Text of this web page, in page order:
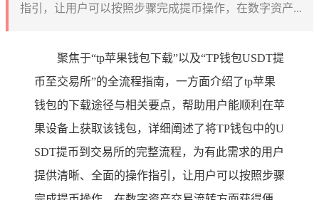
指引，让用户可以按照步骤完成提币操作，在数字资产...
聚焦于“tp苹果钱包下载”以及“TP钱包USDT提
币至交易所”的全流程指南，一方面介绍了tp苹果
钱包的下载途径与相关要点，帮助用户能顺利在苹
果设备上获取该钱包，详细阐述了将TP钱包中的U
SDT提币到交易所的完整流程，为有此需求的用户
提供清晰、全面的操作指引，让用户可以按照步骤